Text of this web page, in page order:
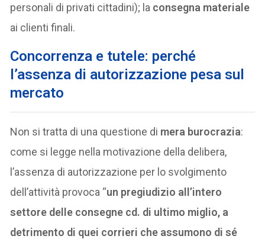
personali di privati cittadini); la consegna materiale
ai clienti finali.
Concorrenza e tutele: perché
l’assenza di autorizzazione pesa sul
mercato
Non si tratta di una questione di mera burocrazia:
come si legge nella motivazione della delibera,
l’assenza di autorizzazione per lo svolgimento
dell’attività provoca “un pregiudizio all’intero
settore delle consegne cd. di ultimo miglio, a
detrimento di quei corrieri che assumono di sé